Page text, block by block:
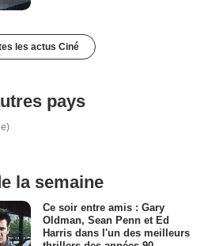
les actus Ciné
pays
la semaine
Ce soir entre amis : Gary
Oldman, Sean Penn et Ed
Harris dans l'un des meilleurs